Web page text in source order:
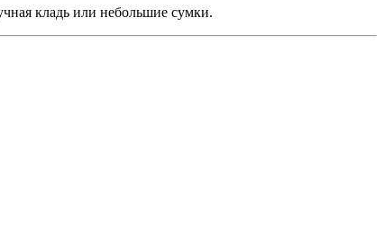
кладь или небольшие сумки.